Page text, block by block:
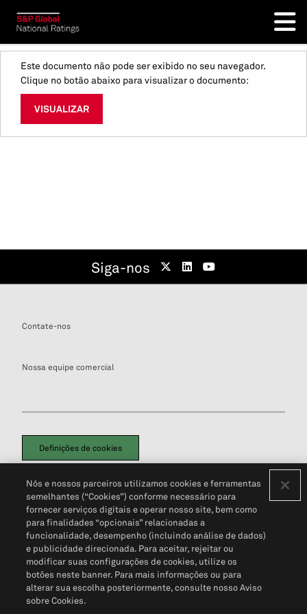
Este documento não pode ser exibido no seu navegador.
Clique no botão abaixo para visualizar o documento:
VISUALIZAR
Siga-nos
Contate-nos
Nossa equipe comercial
Definições de cookies
Política de PrivacidadePortal de privacidade do cliente (em inglês)
Não Venda Minhas Informações Pessoais© 2026 S&P Global
Nós e nossos parceiros utilizamos cookies e ferramentas
semelhantes (“Cookies”) conforme necessário para
fornecer serviços digitais e operar nosso site, bem como
para finalidades “opcionais” relacionadas a
funcionalidade, desempenho (incluindo análise de dados)
e publicidade direcionada. Para aceitar, rejeitar ou
modificar suas configurações de cookies, utilize os
botões neste banner. Para mais informações ou para
alterar sua escolha posteriormente, consulte nosso Aviso
sobre Cookies.